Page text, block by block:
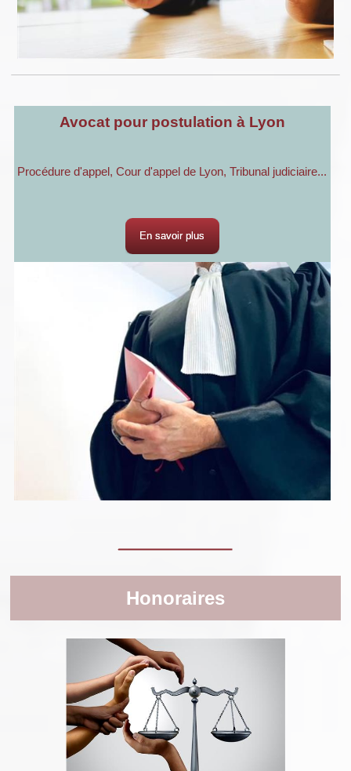
Avocat pour postulation à Lyon
Procédure d'appel, Cour d'appel de Lyon, Tribunal judiciaire...
En savoir plus
Honoraires